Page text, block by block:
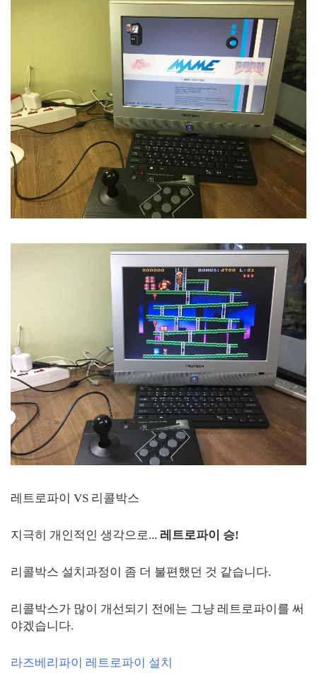
레트로파이 VS 리콜박스
지극히 개인적인 생각으로... 레트로파이 승!
리콜박스 설치과정이 좀 더 불편했던 것 같습니다.
리콜박스가 많이 개선되기 전에는 그냥 레트로파이를 써
야겠습니다.
라즈베리파이 레트로파이 설치